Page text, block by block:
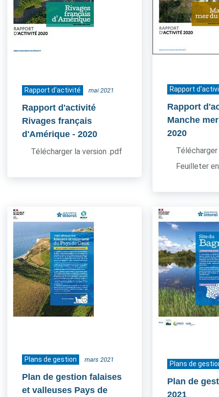
Rapport d'activité mai 2021
Rapport d'activité
Rivages français
d'Amérique - 2020
Télécharger la version .pdf
Rapport
Rapport
Manche
2020
Feuilleter
Plans de gestion mars 2021
Plan de gestion falaises
et valleuses Pays de
Plans de
Plan de
2021